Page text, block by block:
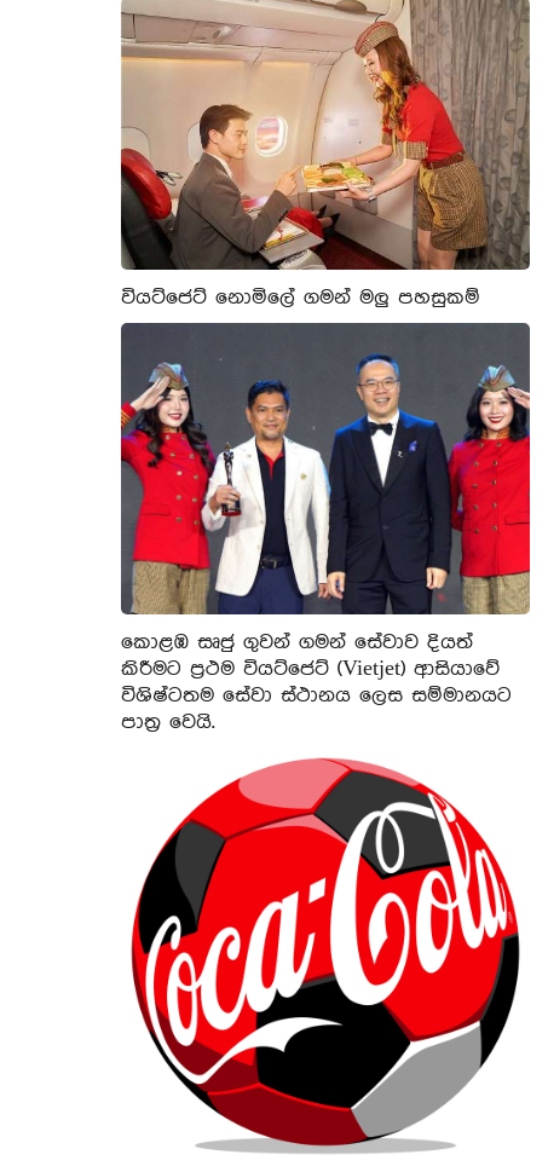
වියට්ජෙට් නොමිලේ ගමන් මලු පහසුකම්
කොළඹ සෘජු ගුවන් ගමන් සේවාව දියත්
කිරීමට ප්‍රථම වියට්ජෙට් (Vietjet) ආසියාවේ
විශිෂ්ටතම සේවා ස්ථානය ලෙස සම්මානයට
පාත්‍ර වෙයි.